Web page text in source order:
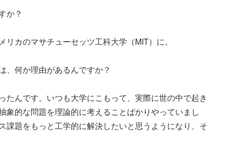
か？
カのマサチューセッツ工科大学（MIT）に。
、何か理由があるんですか？
たんです。いつも大学にこもって、実際に世の中で起き
象的な問題を理論的に考えることばかりやっていまし
課題をもっと工学的に解決したいと思うようになり、そ